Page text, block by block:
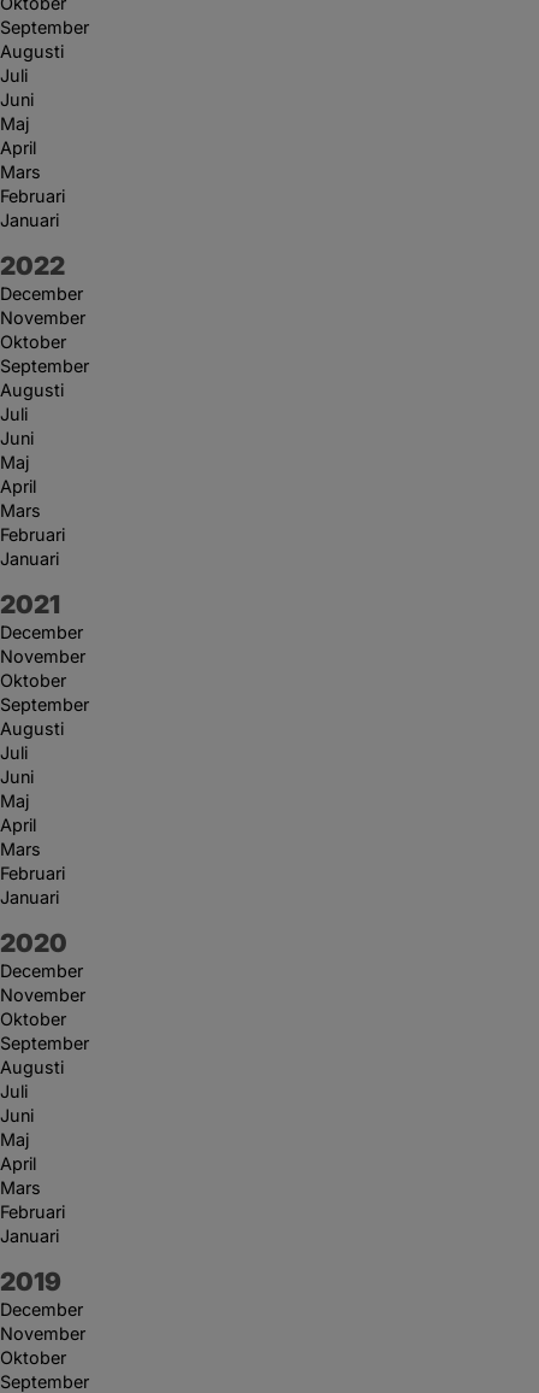
September
Augusti
Juli
Juni
Maj
April
Mars
Februari
Januari
År:
2022
December
November
Oktober
September
Augusti
Juli
Juni
Maj
April
Mars
Februari
Januari
År:
2021
December
November
Oktober
September
Augusti
Juli
Juni
Maj
April
Mars
Februari
Januari
År:
2020
December
November
Oktober
September
Augusti
Juli
Juni
Maj
April
Mars
Februari
Januari
År:
2019
December
November
Oktober
September